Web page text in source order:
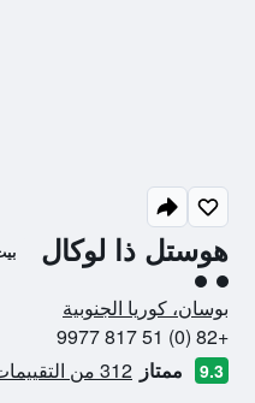
هوستل ذا لوكال
تقييم فئة 2
بوسان، كوريا الجنوبية
+82 (0) 51 817 9977
9.3 ممتاز 312 من التقييمات تم التحقق منها